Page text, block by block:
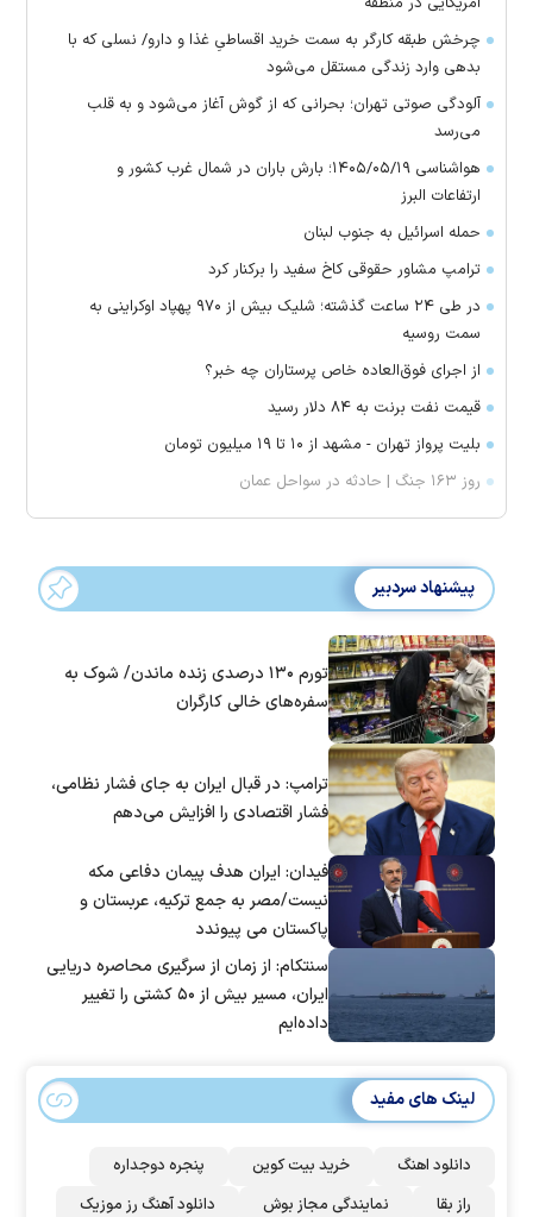
چرخش طبقه کارگر به سمت خرید اقساطیِ غذا و دارو/ نسلی که با
بدهی وارد زندگی مستقل می‌شود
آلودگی صوتی تهران؛ بحرانی که از گوش آغاز می‌شود و به قلب
می‌رسد
هواشناسی ۱۴۰۵/۰۵/۱۹؛ بارش باران در شمال غرب کشور و
ارتفاعات البرز
حمله اسرائیل به جنوب لبنان
ترامپ مشاور حقوقی کاخ سفید را برکنار کرد
در طی ۲۴ ساعت گذشته؛ شلیک بیش از ۹۷۰ پهپاد اوکراینی به
سمت روسیه
از اجرای فوق‌العاده خاص پرستاران چه خبر؟
قیمت نفت برنت به ۸۴ دلار رسید
بلیت پرواز تهران - مشهد از ۱۰ تا ۱۹ میلیون تومان
روز ۱۶۳ جنگ | حادثه در سواحل عمان
پیشنهاد سردبیر
تورم ۱۳۰ درصدی زنده ماندن/ شوک به
سفره‌های خالی کارگران
ترامپ: در قبال ایران به جای فشار نظامی،
فشار اقتصادی را افزایش می‌دهم
فیدان: ایران هدف پیمان دفاعی مکه
نیست/مصر به جمع ترکیه، عربستان و
پاکستان می پیوندد
سنتکام: از زمان از سرگیری محاصره دریایی
ایران، مسیر بیش از ۵۰ کشتی را تغییر
داده‌ایم
لینک های مفید
دانلود اهنگ خرید بیت کوین
پنجره دوجداره
راز بقا
نمایندگی مجاز بوش دانلود آهنگ رز‌ موزیک